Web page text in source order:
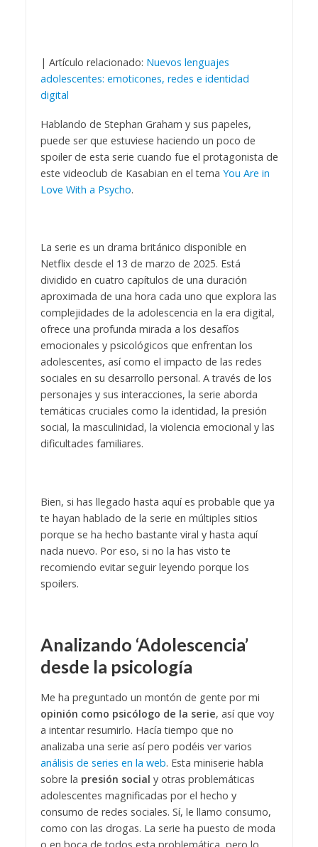
| Artículo relacionado: Nuevos lenguajes
adolescentes: emoticones, redes e identidad
digital
Hablando de Stephan Graham y sus papeles,
puede ser que estuviese haciendo un poco de
spoiler de esta serie cuando fue el protagonista de
este videoclub de Kasabian en el tema You Are in
Love With a Psycho.
La serie es un drama británico disponible en
Netflix desde el 13 de marzo de 2025. Está
dividido en cuatro capítulos de una duración
aproximada de una hora cada uno que explora las
complejidades de la adolescencia en la era digital,
ofrece una profunda mirada a los desafíos
emocionales y psicológicos que enfrentan los
adolescentes, así como el impacto de las redes
sociales en su desarrollo personal. A través de los
personajes y sus interacciones, la serie aborda
temáticas cruciales como la identidad, la presión
social, la masculinidad, la violencia emocional y las
dificultades familiares.
Bien, si has llegado hasta aquí es probable que ya
te hayan hablado de la serie en múltiples sitios
porque se ha hecho bastante viral y hasta aquí
nada nuevo. Por eso, si no la has visto te
recomiendo evitar seguir leyendo porque los
spoilers.
Analizando ‘Adolescencia’
desde la psicología
Me ha preguntado un montón de gente por mi
opinión como psicólogo de la serie, así que voy
a intentar resumirlo. Hacía tiempo que no
analizaba una serie así pero podéis ver varios
análisis de series en la web. Esta miniserie habla
sobre la presión social y otras problemáticas
adolescentes magnificadas por el hecho y
consumo de redes sociales. Sí, le llamo consumo,
como con las drogas. La serie ha puesto de moda